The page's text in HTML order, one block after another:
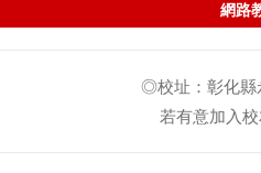
網路
◎校址：彰化縣
若有意加入